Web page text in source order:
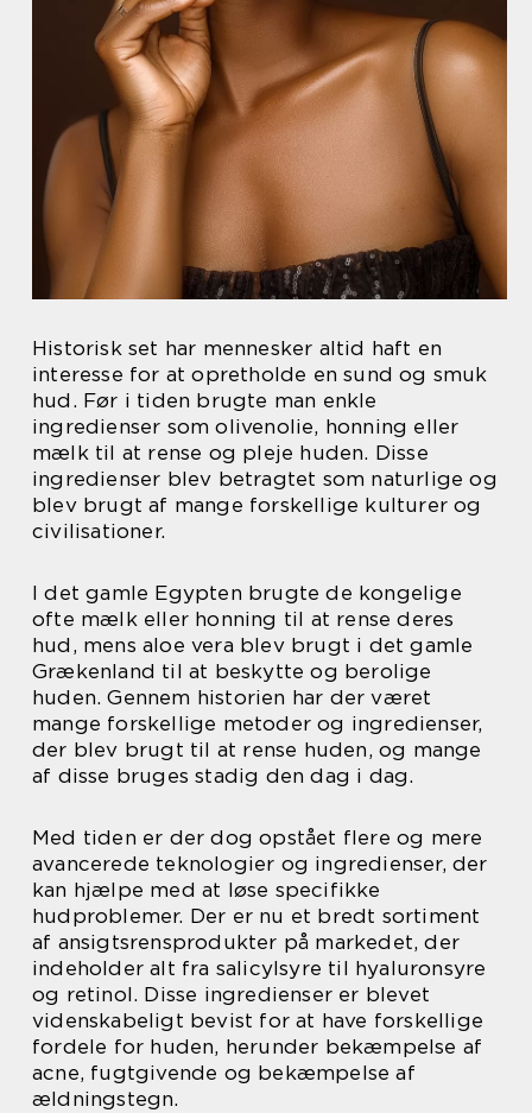
Historisk set har mennesker altid haft en
interesse for at opretholde en sund og smuk
hud. Før i tiden brugte man enkle
ingredienser som olivenolie, honning eller
mælk til at rense og pleje huden. Disse
ingredienser blev betragtet som naturlige og
blev brugt af mange forskellige kulturer og
civilisationer.
I det gamle Egypten brugte de kongelige
ofte mælk eller honning til at rense deres
hud, mens aloe vera blev brugt i det gamle
Grækenland til at beskytte og berolige
huden. Gennem historien har der været
mange forskellige metoder og ingredienser,
der blev brugt til at rense huden, og mange
af disse bruges stadig den dag i dag.
Med tiden er der dog opstået flere og mere
avancerede teknologier og ingredienser, der
kan hjælpe med at løse specifikke
hudproblemer. Der er nu et bredt sortiment
af ansigtsrensprodukter på markedet, der
indeholder alt fra salicylsyre til hyaluronsyre
og retinol. Disse ingredienser er blevet
videnskabeligt bevist for at have forskellige
fordele for huden, herunder bekæmpelse af
acne, fugtgivende og bekæmpelse af
ældningstegn.